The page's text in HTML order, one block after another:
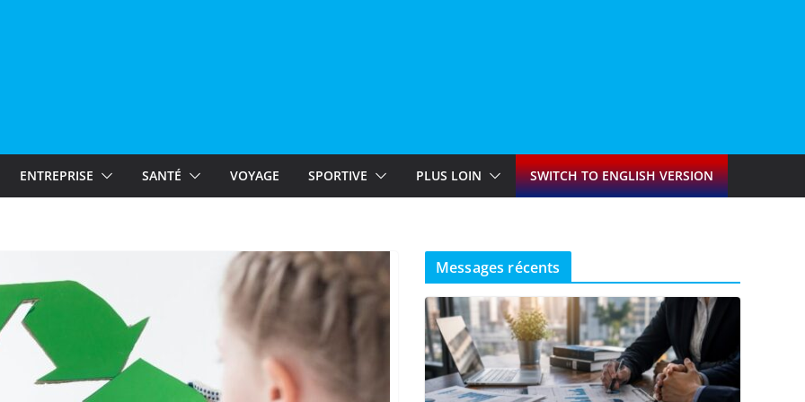
ENTREPRISE SANTÉ VOYAGE SPORTIVE PLUS LOIN SWITCH TO ENGLISH VERSION
Messages récents